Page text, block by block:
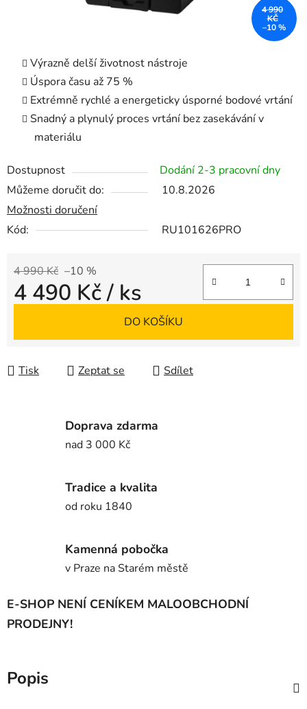
Výrazně delší životnost nástroje
Úspora času až 75 %
Extrémně rychlé a energeticky úsporné bodové vrtání
Snadný a plynulý proces vrtání bez zasekávání v
materiálu
Dostupnost
Dodání 2-3 pracovní dny
Můžeme doručit do:
10.8.2026
Možnosti doručení
Kód:
RU101626PRO
4 990 Kč –10 %
4 490 Kč/ ks
DO KOŠÍKU
Tisk Zeptat se Sdílet
4 990
KČ
–10 %
Doprava zdarma
nad 3 000 Kč
Tradice a kvalita
od roku 1840
Kamenná pobočka
v Praze na Starém městě
E-SHOP NENÍ CENÍKEM MALOOBCHODNÍ
PRODEJNY!
Popis